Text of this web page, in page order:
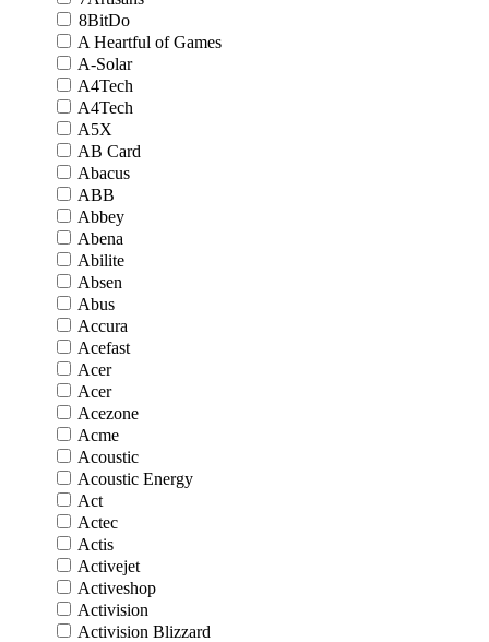
8BitDo
A Heartful of Games
A-Solar
A4Tech
A4Tech
A5X
AB Card
Abacus
ABB
Abbey
Abena
Abilite
Absen
Abus
Accura
Acefast
Acer
Acer
Acezone
Acme
Acoustic
Acoustic Energy
Act
Actec
Actis
Activejet
Activeshop
Activision
Activision Blizzard